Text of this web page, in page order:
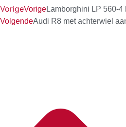
VorigeVorigeLamborghini LP 560-4
VolgendeAudi R8 met achterwiel